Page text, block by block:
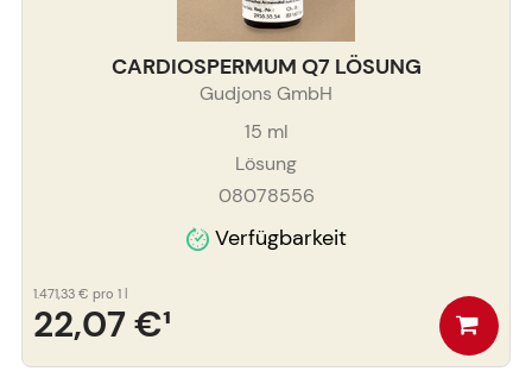
CARDIOSPERMUM Q7 LÖSUNG
Gudjons GmbH
15 ml
Lösung
08078556
Verfügbarkeit
22,07 €¹
1.471,33 € pro 1 l